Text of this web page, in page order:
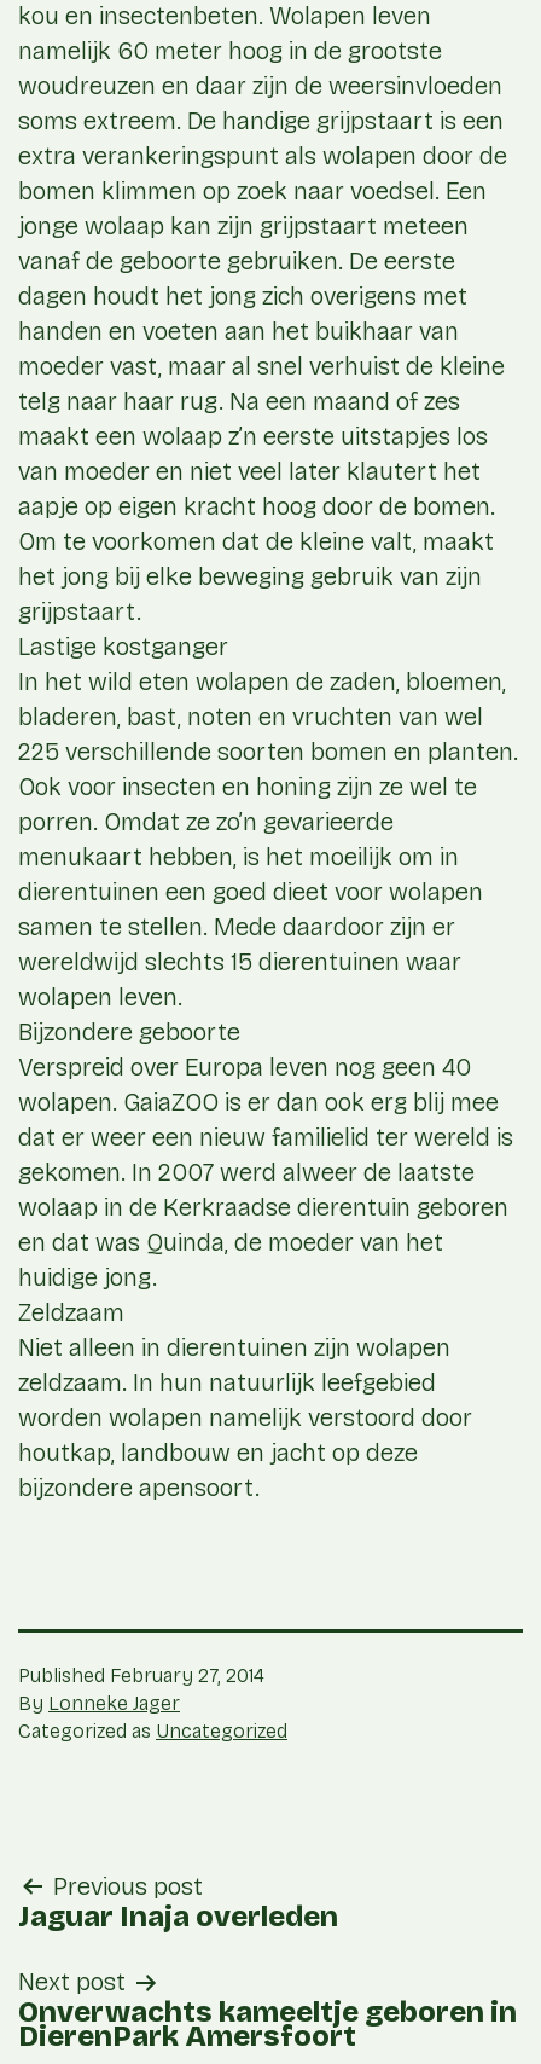
kou en insectenbeten. Wolapen leven
namelijk 60 meter hoog in de grootste
woudreuzen en daar zijn de weersinvloeden
soms extreem. De handige grijpstaart is een
extra verankeringspunt als wolapen door de
bomen klimmen op zoek naar voedsel. Een
jonge wolaap kan zijn grijpstaart meteen
vanaf de geboorte gebruiken. De eerste
dagen houdt het jong zich overigens met
handen en voeten aan het buikhaar van
moeder vast, maar al snel verhuist de kleine
telg naar haar rug. Na een maand of zes
maakt een wolaap z’n eerste uitstapjes los
van moeder en niet veel later klautert het
aapje op eigen kracht hoog door de bomen.
Om te voorkomen dat de kleine valt, maakt
het jong bij elke beweging gebruik van zijn
grijpstaart.
Lastige kostganger
In het wild eten wolapen de zaden, bloemen,
bladeren, bast, noten en vruchten van wel
225 verschillende soorten bomen en planten.
Ook voor insecten en honing zijn ze wel te
porren. Omdat ze zo’n gevarieerde
menukaart hebben, is het moeilijk om in
dierentuinen een goed dieet voor wolapen
samen te stellen. Mede daardoor zijn er
wereldwijd slechts 15 dierentuinen waar
wolapen leven.
Bijzondere geboorte
Verspreid over Europa leven nog geen 40
wolapen. GaiaZOO is er dan ook erg blij mee
dat er weer een nieuw familielid ter wereld is
gekomen. In 2007 werd alweer de laatste
wolaap in de Kerkraadse dierentuin geboren
en dat was Quinda, de moeder van het
huidige jong.
Zeldzaam
Niet alleen in dierentuinen zijn wolapen
zeldzaam. In hun natuurlijk leefgebied
worden wolapen namelijk verstoord door
houtkap, landbouw en jacht op deze
bijzondere apensoort.
Published February 27, 2014
By Lonneke Jager
Categorized as Uncategorized
post
navigation
Previous post
Jaguar Inaja overleden
Next post
Onverwachts kameeltje geboren in
DierenPark Amersfoort